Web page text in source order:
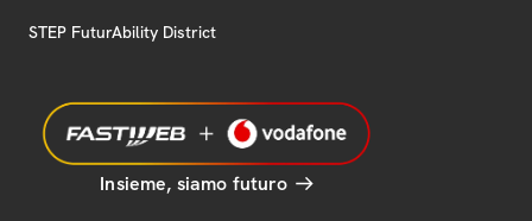
STEP FuturAbility District
Insieme, siamo futuro